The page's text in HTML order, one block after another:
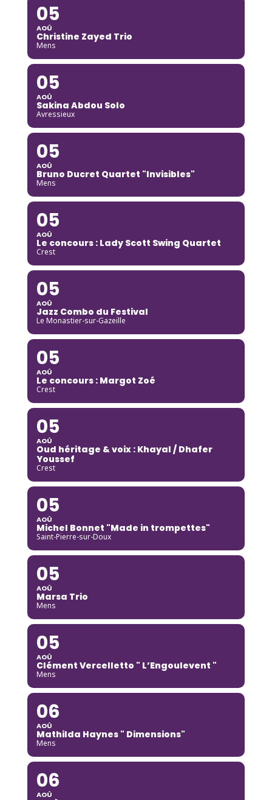
05
AOÛ
Christine Zayed Trio
Mens
05
AOÛ
Sakina Abdou Solo
Avressieux
05
AOÛ
Bruno Ducret Quartet "Invisibles"
Mens
05
AOÛ
Le concours : Lady Scott Swing Quartet
Crest
05
AOÛ
Jazz Combo du Festival
Le Monastier-sur-Gazeille
05
AOÛ
Le concours : Margot Zoé
Crest
05
AOÛ
Oud héritage & voix : Khayal / Dhafer
Youssef
Crest
05
AOÛ
Michel Bonnet "Made in trompettes"
Saint-Pierre-sur-Doux
05
AOÛ
Marsa Trio
Mens
05
AOÛ
Clément Vercelletto " L’Engoulevent "
Mens
06
AOÛ
Mathilda Haynes " Dimensions"
Mens
06
AOÛ